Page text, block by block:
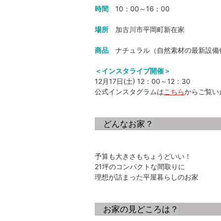
時間 10：00～16：00
場所 加古川市平岡町新在家
商品 ナチュラル（自然素材の最新設備
＜インスタライブ開催＞
12月17日(土) 12：00～12：30
公式インスタグラムはこちらからご覧
どんなお家？
予算も大きさもちょうどいい！
21坪のコンパクトな間取りに
理想が詰まった平屋暮らしのお家
お家の見どころは？